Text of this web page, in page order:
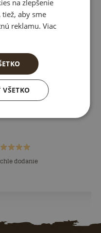
dodanie
na zlepšenie
aby sme
reklamu. Viac